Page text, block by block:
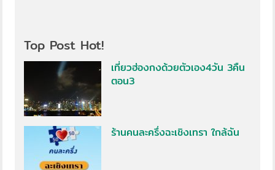
Top Post Hot!
เที่ยวฮ่องกงด้วยตัวเอง4วัน 3คืน
ตอน3
ร้านคนละครึ่งฉะเชิงเทรา ใกล้ฉัน